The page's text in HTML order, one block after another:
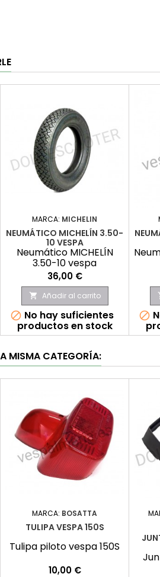
MARCA: MICHELIN
NEUMÁTICO MICHELÍN 3.50-
10 VESPA
Neumático MICHELÍN
3.50-10 vespa
Precio
36,00 €
 Añadir al carrito
 No hay suficientes
productos en stock

MISMA CATEGORÍA:
MARCA: BOSATTA
TULIPA VESPA 150S
Tulipa piloto vespa 150S
Precio
10,00 €